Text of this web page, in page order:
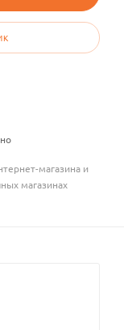
магазина и
магазинах